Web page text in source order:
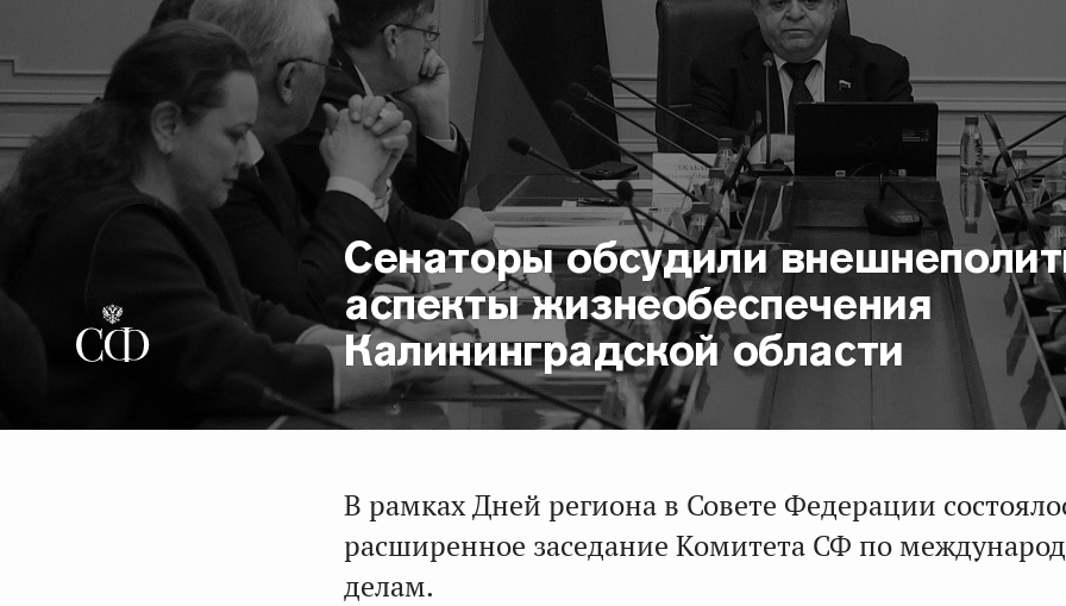
Сенаторы обсудили
аспекты жизнеобеспечения
Калининградской области
В рамках Дней региона в Совете Федерации
расширенное заседание Комитета СФ по
делам.